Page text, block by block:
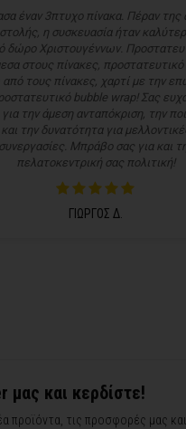
έναν 3πτυχο πίνακα. Πέραν της
η συσκευασία ήταν
δώρο Χριστουγέννων.
στους πίνακες, προστατευτικό
τους πίνακες, χαρτί με την
bubble wrap! Σας
την άμεση ανταπόκριση, την
και την δυνατότητα για
συνεργασίες. Μπράβο σας για και
πελατοκεντρική σας πολιτική!
ΓΙΩΡΓΟΣ Δ.
μας και κερδίστε!
προϊόντα, τις προσφορές μας